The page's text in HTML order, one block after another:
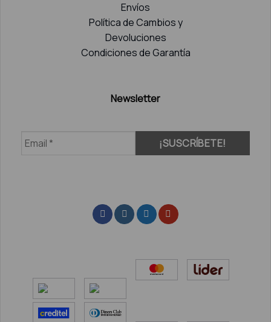
Envíos
Política de Cambios y
Devoluciones
Condiciones de Garantía
Newsletter